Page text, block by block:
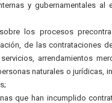
y gubernamentales al
los procesos
de las contrataciones
arrendamientos
naturales o jurídicas,
que han incumplido